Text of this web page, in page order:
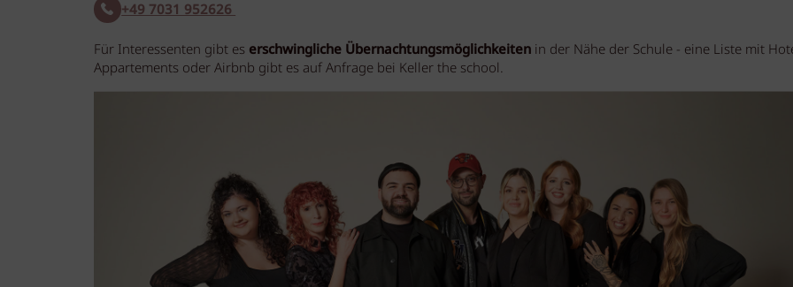
+49 7031 952626
Für Interessenten gibt es erschwingliche Übernachtungsmöglichkeitenin der Nähe der Schule - eine Liste mit
Appartements oder Airbnb gibt es auf Anfrage bei Keller the school.